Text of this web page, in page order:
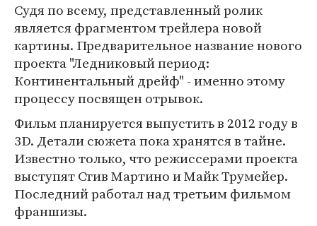
Судя по всему, представленный ролик
является фрагментом трейлера новой
картины. Предварительное название нового
проекта "Ледниковый период:
Континентальный дрейф" - именно этому
процессу посвящен отрывок.
Фильм планируется выпустить в 2012 году в
3D. Детали сюжета пока хранятся в тайне.
Известно только, что режиссерами проекта
выступят Стив Мартино и Майк Трумейер.
Последний работал над третьим фильмом
франшизы.